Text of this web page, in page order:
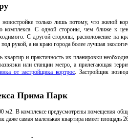
только лишь потому, что жилой
комплекса. С одной стороны, чем ближе к
С другой стороны, расположение на
рукой, а на краю города более лучшая
квартир и практичность их планировки
или станции метро, а прилегающая
от застройщика кортрос. Застройщик
Прима Парк
м2. В комплексе предусмотрены помещения
даже самая маленькая квартира имеет